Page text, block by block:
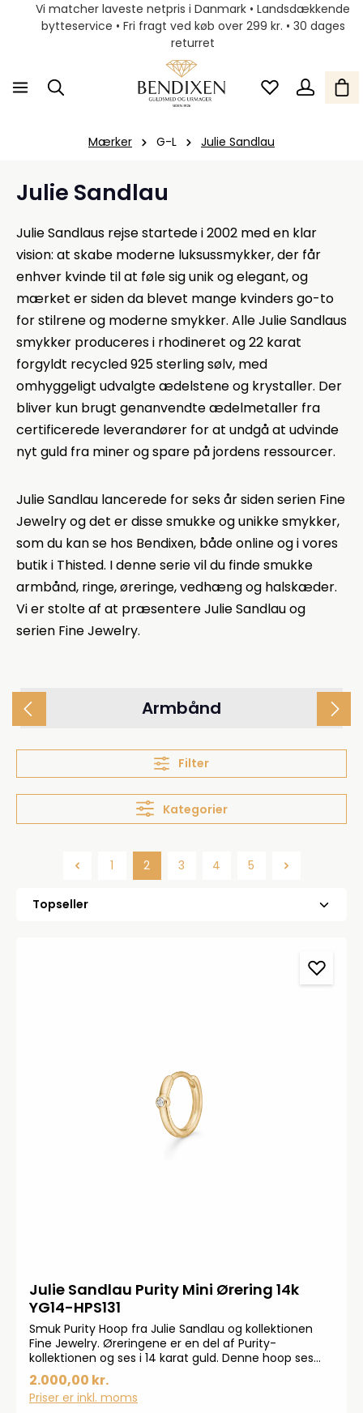
Vi matcher laveste netpris i Danmark • Landsdækkende
bytteservice • Fri fragt ved køb over 299 kr. • 30 dages
returret
Mærker G-L Julie Sandlau
Julie Sandlau
Julie Sandlaus rejse startede i 2002 med en klar
vision: at skabe moderne luksussmykker, der får
enhver kvinde til at føle sig unik og elegant, og
mærket er siden da blevet mange kvinders go-to
for stilrene og moderne smykker. Alle Julie Sandlaus
smykker produceres i rhodineret og 22 karat
forgyldt recycled 925 sterling sølv, med
omhyggeligt udvalgte ædelstene og krystaller. Der
bliver kun brugt genanvendte ædelmetaller fra
certificerede leverandører for at undgå at udvinde
nyt guld fra miner og spare på jordens ressourcer.
Julie Sandlau lancerede for seks år siden serien Fine
Jewelry og det er disse smukke og unikke smykker,
som du kan se hos Bendixen, både online og i vores
butik i Thisted. I denne serie vil du finde smukke
armbånd, ringe, øreringe, vedhæng og halskæder.
Vi er stolte af at præsentere Julie Sandlau og
serien Fine Jewelry.
Armbånd
Filter
Kategorier
Side
1 Side
2 Side
3 Side
4 Side
5
Julie Sandlau Purity Mini Ørering 14k
YG14-HPS131
Smuk Purity Hoop fra Julie Sandlau og kollektionen
Fine Jewelry. Øreringene er en del af Purity-
kollektionen og ses i 14 karat guld. Denne hoop ses
med en 0,016ct Top Wesselton diament. 11mm i
diameter
2.000,00 kr.
Priser er inkl. moms